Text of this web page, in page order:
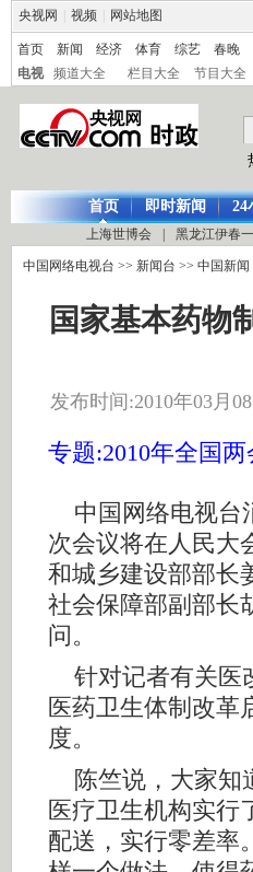
央视网 视频 网站地图
首页 新闻 经济 体育 综艺 春晚
电视
频道大全 栏目大全 节目大全
首页
上海世博会 黑龙江伊春
即时新闻 24
中国网络电视台 >> 新闻台 >> 中国新闻
国家基本药物
发布时间:2010年03月
专题:2010年全国两
中国网络电视台
次会议将在人民大
和城乡建设部部长
社会保障部副部长
问。
针对记者有关医
医药卫生体制改革
度。
陈竺说，大家知
医疗卫生机构实行
配送，实行零差率